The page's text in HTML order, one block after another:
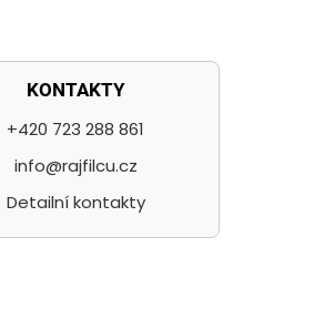
KONTAKTY
+420 723 288 861
info@rajfilcu.cz
Detailní kontakty